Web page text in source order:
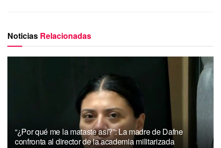
Noticias Relacionadas
“¿Por qué me la mataste así?”: La madre de Dafne
confronta al director de la academia militarizada